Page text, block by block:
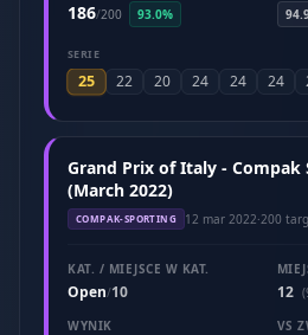
186/200 93.0%
SERIE
25 22 20 24 24 24
Grand Prix of Italy -
(March 2022)
COMPAK-SPORTING 12 mar 2022·200
KAT. / MIEJSCE W KAT.
Open/10 12
WYNIK
VS